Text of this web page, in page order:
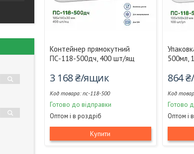
Контейнер прямокутний
ПС-118-500дч, 400 шт/ящ
3 168 ₴/ящик
пс-118-500
Готово до відправки
Оптом і в роздріб
Купити
500мл,
864
Готово
Оптом і